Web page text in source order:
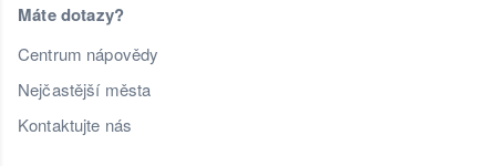
Máte dotazy?
Centrum nápovědy
Nejčastější města
Kontaktujte nás